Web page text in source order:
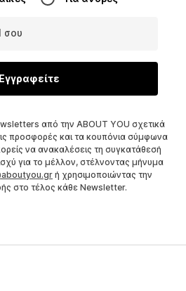
σου
Εγγραφείτε
από την ABOUT YOU σχετικά
προσφορές και τα κουπόνια σύμφωνα
να ανακαλέσεις τη συγκατάθεσή
για το μέλλον, στέλνοντας μήνυμα
ή χρησιμοποιώντας την
στο τέλος κάθε Newsletter.